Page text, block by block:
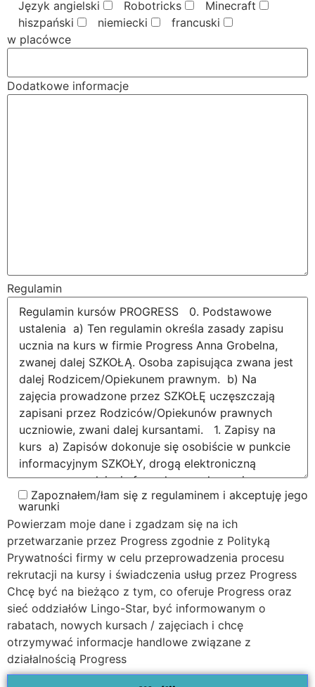
Wybór zajęć
Mały Edison
Akademia Pascala
Język angielski
w placówce
Regulamin
Zapoznałem/łam się z regulaminem i akceptuję jego
warunki
Powierzam moje dane i zgadzam się na ich
przetwarzanie przez Progress zgodnie z Polityką
Prywatności firmy w celu przeprowadzenia procesu
rekrutacji na kursy i świadczenia usług przez Progress
Chcę być na bieżąco z tym, co oferuje Progress oraz
sieć oddziałów Lingo-Star, być informowanym o
rabatach, nowych kursach / zajęciach i chcę
otrzymywać informacje handlowe związane z